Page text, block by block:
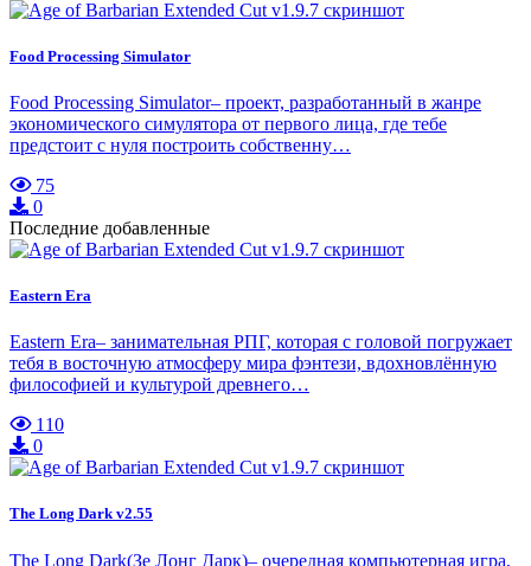
Food Processing Simulator
Food Processing Simulator– проект, разработанный в жанре
экономического симулятора от первого лица, где тебе
предстоит с нуля построить собственну…
75
0
Последние добавленные
Eastern Era
Eastern Era– занимательная РПГ, которая с головой погружает
тебя в восточную атмосферу мира фэнтези, вдохновлённую
философией и культурой древнего…
110
0
The Long Dark v2.55
The Long Dark(Зе Лонг Дарк)– очередная компьютерная игра,